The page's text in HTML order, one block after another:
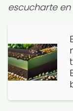
escucharte